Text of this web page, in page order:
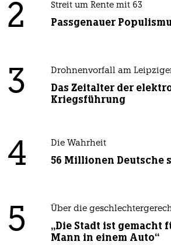
2 Streit um Rente mit 63
Passgenauer
3 Drohnenvorfall am
Das Zeitalter der
Kriegsführung
4 Die Wahrheit
56 Millionen Deutsche
5 Über die
„Die Stadt ist gemacht
Mann in einem Auto“